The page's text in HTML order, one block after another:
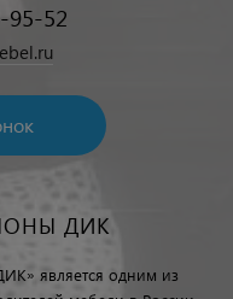
95-52
ДИК
является одним из